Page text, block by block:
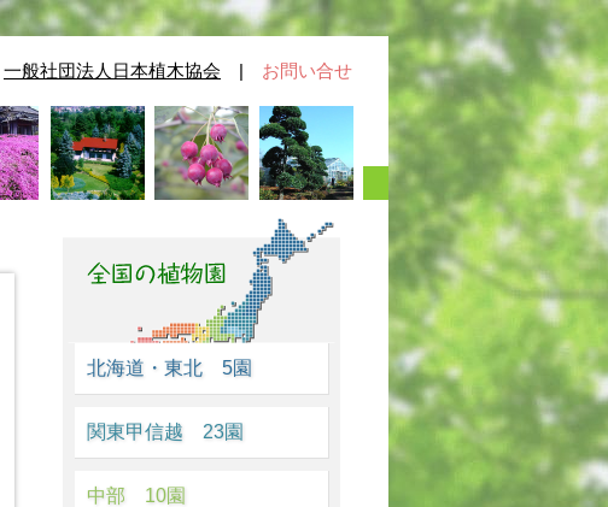
一般社団法人日本植木協会 | お問い合せ
北海道・東北 5園
関東甲信越 23園
中部 10園